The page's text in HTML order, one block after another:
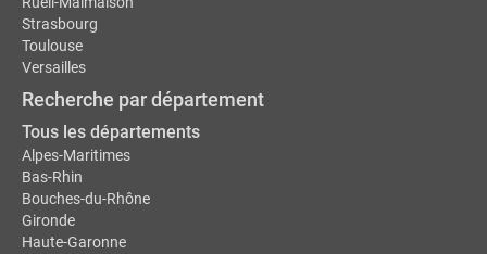
Strasbourg
Toulouse
Versailles
Recherche par département
Tous les départements
Alpes-Maritimes
Bas-Rhin
Bouches-du-Rhône
Gironde
Haute-Garonne